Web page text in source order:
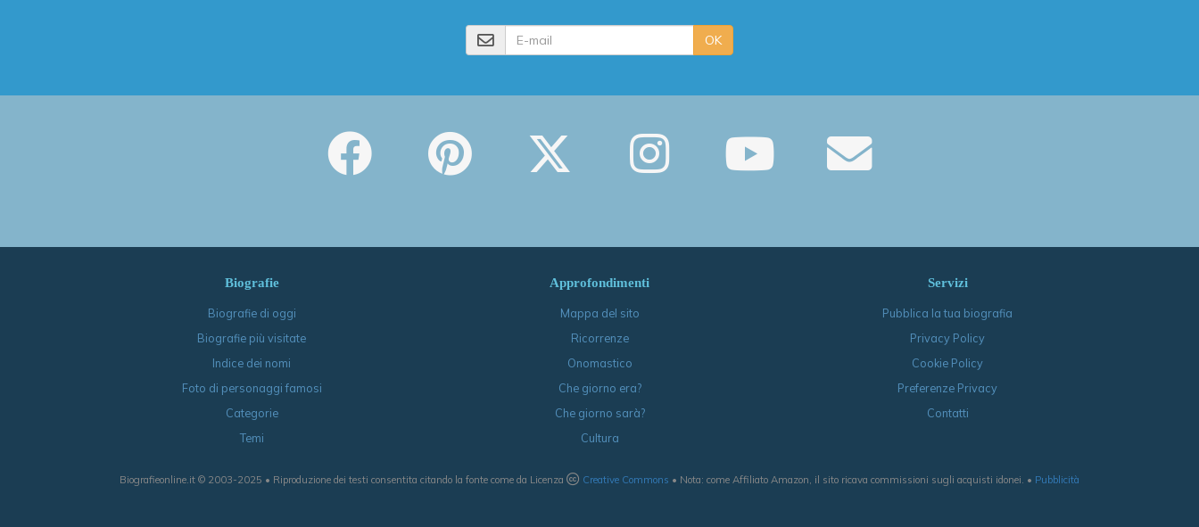
OK
Biografie
Biografie di oggi
Biografie più visitate
Indice dei nomi
Foto di personaggi famosi
Categorie
Temi
Approfondimenti
Mappa del sito
Ricorrenze
Onomastico
Che giorno era?
Che giorno sarà?
Cultura
Servizi
Pubblica la tua biografia
Privacy Policy
Cookie Policy
Preferenze Privacy
Contatti
Biografieonline.it © 2003-2025 • Riproduzione dei testi consentita citando la fonte come da Licenza Creative Commons • Nota: come Affiliato Amazon, il sito ricava commissioni sugli acquisti idonei. • Pubblicità